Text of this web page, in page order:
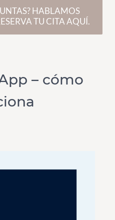
HABLAMOS
TU CITA AQUÍ.
– cómo